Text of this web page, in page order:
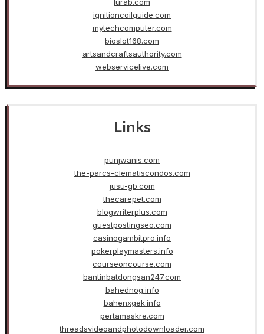
ignitioncoilguide.com
mytechcomputer.com
bioslot168.com
artsandcraftsauthority.com
webservicelive.com
Links
punjwanis.com
the-parcs-clematiscondos.com
jusu-gb.com
thecarepet.com
blogwriterplus.com
guestpostingseo.com
casinogambitpro.info
pokerplaymasters.info
courseoncourse.com
bantinbatdongsan247.com
bahednog.info
bahenxgek.info
pertamaskre.com
threadsvideoandphotodownloader.com